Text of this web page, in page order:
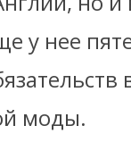
у нее
моды.